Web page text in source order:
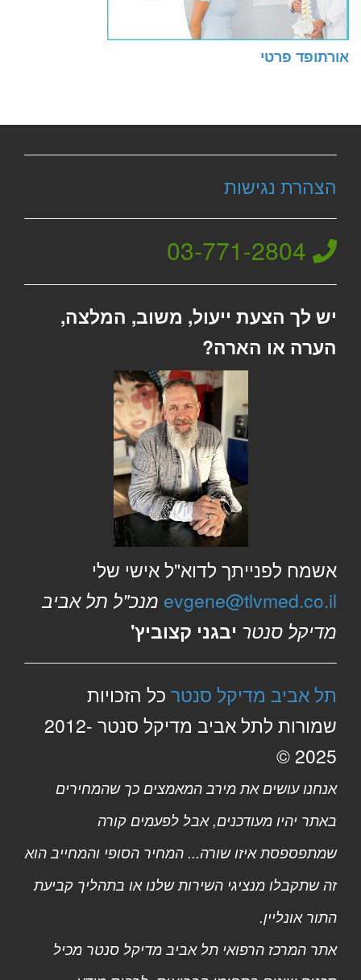
אורתופד פרטי
הצהרת נגישות
03-771-2804
יש לך הצעת ייעול, משוב, המלצה,
הערה או הארה?
אשמח לפנייתך לדוא"ל אישי שלי
evgene@tlvmed.co.il מנכ"ל תל אביב
מדיקל סנטר יבגני קצוביץ'
תל אביב מדיקל סנטר כל הזכויות
שמורות לתל אביב מדיקל סנטר 2012-
2025 ©
אנחנו עושים את מירב המאמצים כך שהמחירים
באתר יהיו מעודכנים, אבל לפעמים קורה
שמתפספסת איזו שורה... המחיר הסופי והמחייב הוא
זה שתקבלו מנציגי השירות שלנו או בתהליך קביעת
התור אונליין.
אתר המרכז הרפואי תל אביב מדיקל סנטר מכיל